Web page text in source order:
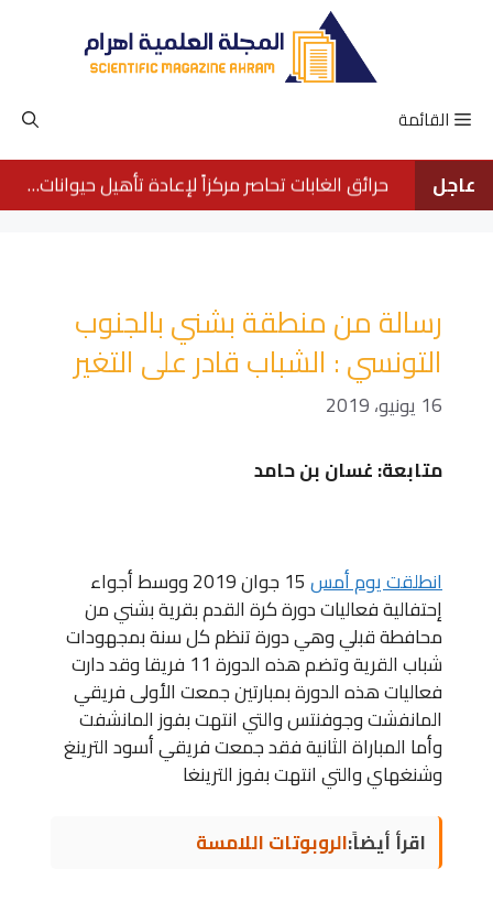
القائمة
عاجل حرائق الغابات تحاصر مركزاً لإعادة تأهيل حيوانات الأورانجوتان في بورنيو
رسالة من منطقة بشني بالجنوب
التونسي : الشباب قادر على التغير
16 يونيو، 2019
متابعة: غسان بن حامد
انطلقت يوم أمس 15 جوان 2019 ووسط أجواء
إحتفالية فعاليات دورة كرة القدم بقرية بشني من
محافطة قبلي وهي دورة تنظم كل سنة بمجهودات
شباب القرية وتضم هذه الدورة 11 فريقا وقد دارت
فعاليات هذه الدورة بمبارتين جمعت الأولى فريقي
المانفشت وجوفنتس والتي انتهت بفوز المانشفت
وأما المباراة الثانية فقد جمعت فريقي أسود الترينغ
وشنغهاي والتي انتهت بفوز الترينغا
اقرأ أيضاً:الروبوتات اللامسة